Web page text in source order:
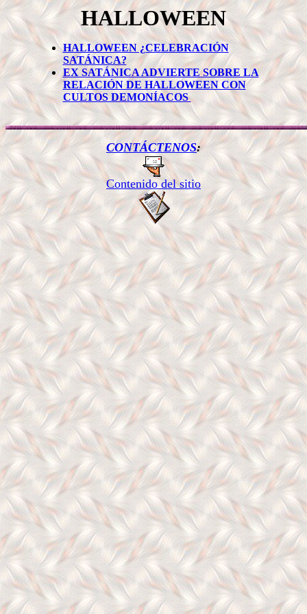
HALLOWEEN
HALLOWEEN ¿CELEBRACIÓN
SATÁNICA?
EX SATÁNICA ADVIERTE SOBRE LA
RELACIÓN DE HALLOWEEN CON
CULTOS DEMONÍACOS
CONTÁCTENOS:
Contenido del sitio